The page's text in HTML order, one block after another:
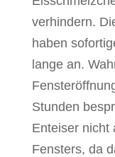
verhindern.
haben
lange an.
Stunden
Enteiser nicht
Fensters, da